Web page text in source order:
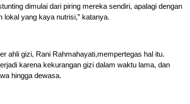
dimulai dari piring mereka sendiri, apalagi dengan
lokal yang kaya nutrisi,” katanya.
ahli gizi, Rani Rahmahayati,mempertegas hal itu.
karena kekurangan gizi dalam waktu lama, dan
hingga dewasa.